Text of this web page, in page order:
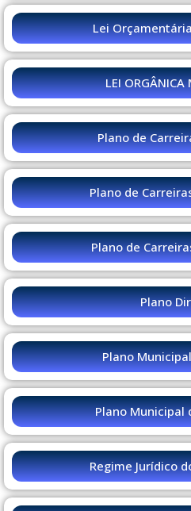
Lei
LEI ORGÂNICA
Plano de
Plano de
Plano de
Plano
Plano
Plano Municipal
Regime Jurídico